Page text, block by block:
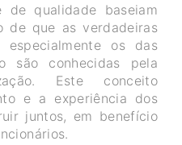
qualidade baseiam
de que as verdadeiras
especialmente os das
são conhecidas pela
Este conceito
e a experiência dos
juntos, em benefício